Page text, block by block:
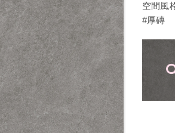
空間風
#厚磚